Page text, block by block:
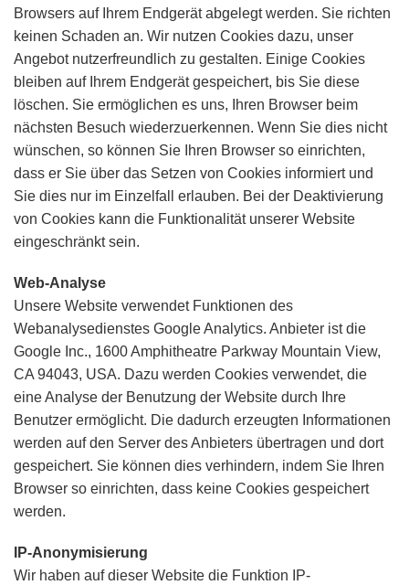
Browsers auf Ihrem Endgerät abgelegt werden. Sie richten
keinen Schaden an. Wir nutzen Cookies dazu, unser
Angebot nutzerfreundlich zu gestalten. Einige Cookies
bleiben auf Ihrem Endgerät gespeichert, bis Sie diese
löschen. Sie ermöglichen es uns, Ihren Browser beim
nächsten Besuch wiederzuerkennen. Wenn Sie dies nicht
wünschen, so können Sie Ihren Browser so einrichten,
dass er Sie über das Setzen von Cookies informiert und
Sie dies nur im Einzelfall erlauben. Bei der Deaktivierung
von Cookies kann die Funktionalität unserer Website
eingeschränkt sein.
Web-Analyse
Unsere Website verwendet Funktionen des
Webanalysedienstes Google Analytics. Anbieter ist die
Google Inc., 1600 Amphitheatre Parkway Mountain View,
CA 94043, USA. Dazu werden Cookies verwendet, die
eine Analyse der Benutzung der Website durch Ihre
Benutzer ermöglicht. Die dadurch erzeugten Informationen
werden auf den Server des Anbieters übertragen und dort
gespeichert. Sie können dies verhindern, indem Sie Ihren
Browser so einrichten, dass keine Cookies gespeichert
werden.
IP-Anonymisierung
Wir haben auf dieser Website die Funktion IP-